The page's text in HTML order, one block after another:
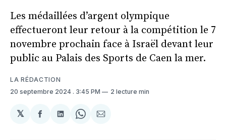
Les médaillées d’argent olympique
effectueront leur retour à la compétition le 7
novembre prochain face à Israël devant leur
public au Palais des Sports de Caen la mer.
LA RÉDACTION
20 septembre 2024 . 3:45 PM 2 lecture min
𝕏
Partager
Facebook
Partager
LinkedIn
Share
WhatsApp
Partager
Courriel